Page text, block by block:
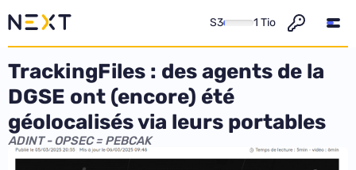
S3 1 Tio
TrackingFiles : des agents de la
DGSE ont (encore) été
géolocalisés via leurs portables
ADINT - OPSEC = PEBCAK